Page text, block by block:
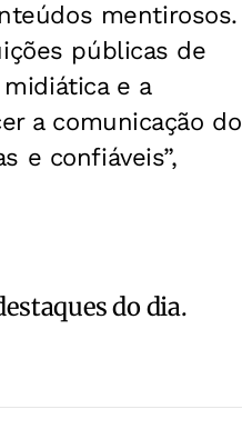
mentirosos.
públicas de
e a
a comunicação do
e confiáveis”,
do dia.